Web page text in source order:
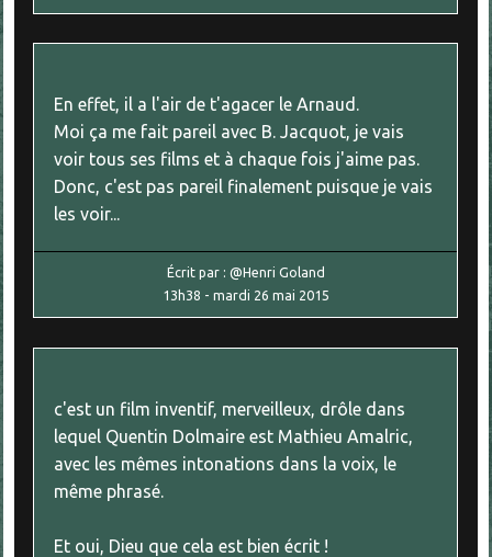
En effet, il a l'air de t'agacer le Arnaud.
Moi ça me fait pareil avec B. Jacquot, je vais
voir tous ses films et à chaque fois j'aime pas.
Donc, c'est pas pareil finalement puisque je vais
les voir...
Écrit par : @Henri Goland
13h38 - mardi 26 mai 2015
c'est un film inventif, merveilleux, drôle dans
lequel Quentin Dolmaire est Mathieu Amalric,
avec les mêmes intonations dans la voix, le
même phrasé.
Et oui, Dieu que cela est bien écrit !